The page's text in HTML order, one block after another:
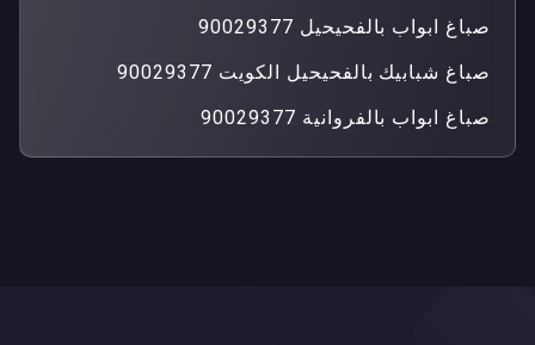
صباغ ابواب بالفحيحيل 90029377
صباغ شبابيك بالفحيحيل الكويت 90029377
صباغ ابواب بالفروانية 90029377